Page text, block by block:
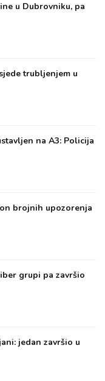
u Dubrovniku, pa
trubljenjem u
na A3: Policija
brojnih upozorenja
grupi pa završio
jedan završio u